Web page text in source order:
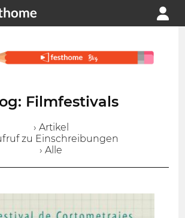
Filmfestivals
› Artikel
zu Einschreibungen
› Alle